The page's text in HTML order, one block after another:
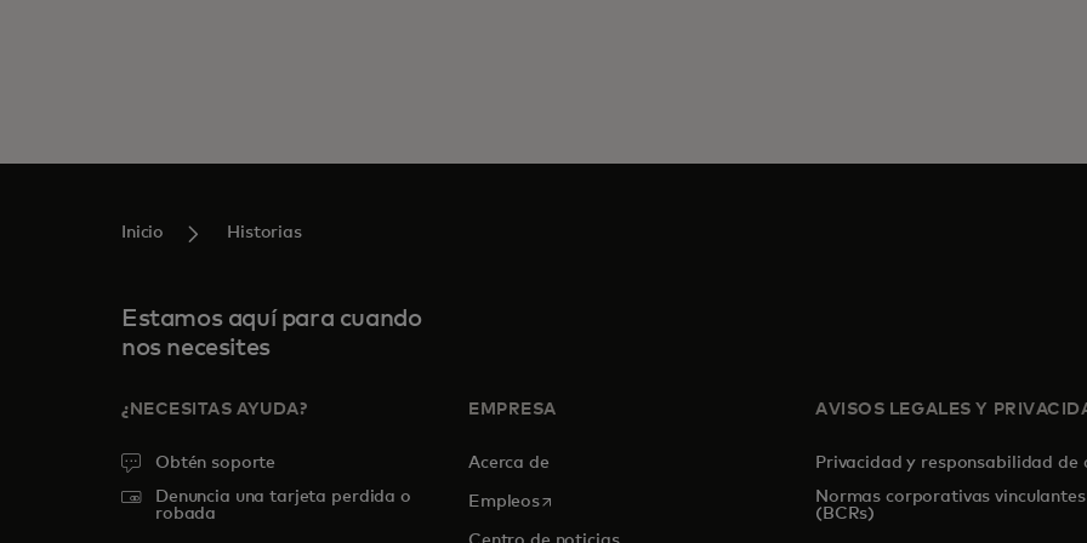
Inicio Historias
Estamos aquí para cuando
nos necesites
¿NECESITAS AYUDA?
Obtén soporte
Denuncia una tarjeta perdida o
robada
EMPRESA
Acerca de
Empleosse abre en una pestaña nueva
AVISOS LEGALES Y
Privacidad y responsabilidad de
Normas corporativas vinculantes
(BCRs)